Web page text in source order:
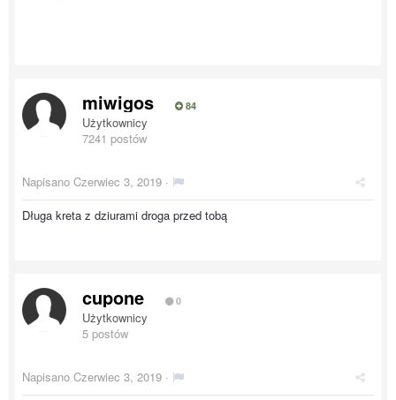
miwigos 84
Użytkownicy
7241 postów
Napisano Czerwiec 3, 2019 ·
Długa kreta z dziurami droga przed tobą
cupone 0
Użytkownicy
5 postów
Napisano Czerwiec 3, 2019 ·